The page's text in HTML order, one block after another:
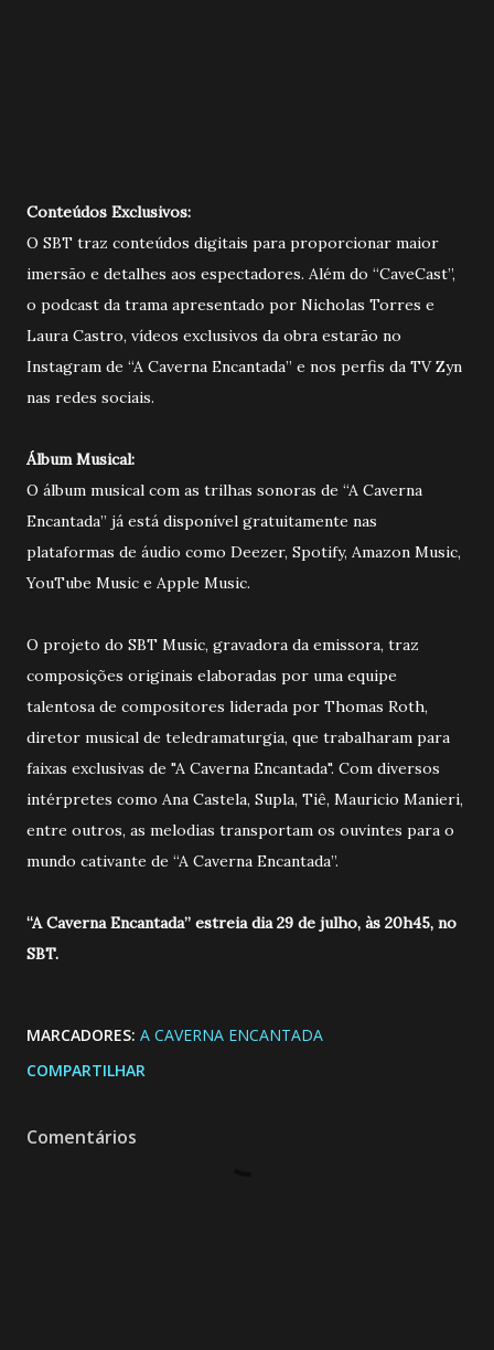
Conteúdos Exclusivos:
O SBT traz conteúdos digitais para proporcionar maior
imersão e detalhes aos espectadores. Além do “CaveCast”,
o podcast da trama apresentado por Nicholas Torres e
Laura Castro, vídeos exclusivos da obra estarão no
Instagram de “A Caverna Encantada” e nos perfis da TV Zyn
nas redes sociais.
Álbum Musical:
O álbum musical com as trilhas sonoras de “A Caverna
Encantada” já está disponível gratuitamente nas
plataformas de áudio como Deezer, Spotify, Amazon Music,
YouTube Music e Apple Music.
O projeto do SBT Music, gravadora da emissora, traz
composições originais elaboradas por uma equipe
talentosa de compositores liderada por Thomas Roth,
diretor musical de teledramaturgia, que trabalharam para
faixas exclusivas de "A Caverna Encantada". Com diversos
intérpretes como Ana Castela, Supla, Tiê, Mauricio Manieri,
entre outros, as melodias transportam os ouvintes para o
mundo cativante de “A Caverna Encantada”.
“A Caverna Encantada” estreia dia 29 de julho, às 20h45, no
SBT.
MARCADORES: A CAVERNA ENCANTADA
COMPARTILHAR
Comentários